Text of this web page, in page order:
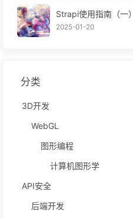
Strapi使用指南（一
2025-01-20
分类
3D开发
WebGL
图形编程
计算机图形学
API安全
后端开发